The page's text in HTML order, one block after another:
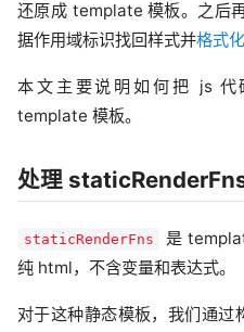
还原成 template 模板。之后
据作用域标识找回样式并格式化
本文主要说明如何把 js
template 模板。
处理
staticRenderFns
是
纯 html，不含变量和表达式。
对于这种静态模板，我们通过